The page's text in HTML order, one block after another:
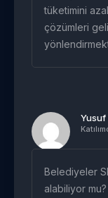
tüketimini
çözümleri
Yusuf
Belediyeler
alabiliyor